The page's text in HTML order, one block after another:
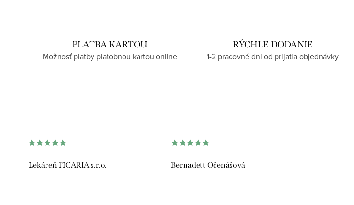
PLATBA KARTOU
Možnosť platby platobnou kartou online
RÝCHLE DODANIE
1-2 pracovné dni od prijatia objednávky
Lekáreň FICARIA s.r.o. Bernadett Očenášová